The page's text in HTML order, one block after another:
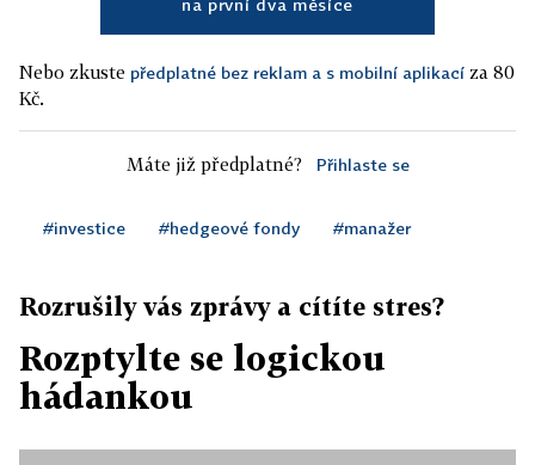
na první dva měsíce
Nebo zkuste předplatné bez reklam a s mobilní aplikací za 80
Kč.
Máte již předplatné? Přihlaste se
#investice #hedgeové fondy #manažer
Rozrušily vás zprávy a cítíte stres?
Rozptylte se logickou
hádankou